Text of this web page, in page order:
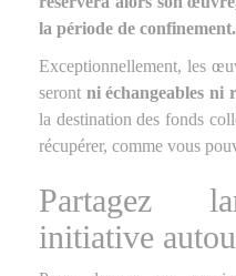
la période de confinement.
Exceptionnellement, les
seront ni échangeables ni
la destination des fonds
récupérer, comme vous
Partagez
initiative